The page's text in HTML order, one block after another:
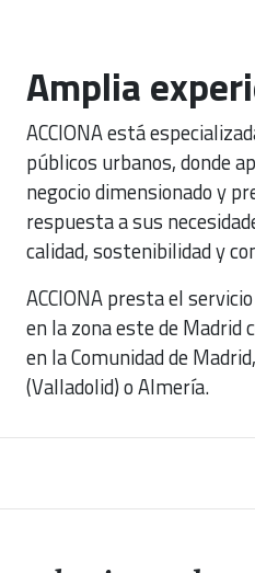
Amplia
ACCIONA está
públicos urbanos, donde
negocio dimensionado y
respuesta a sus
calidad, sostenibilidad y
ACCIONA presta el
en la zona este de Madrid
en la Comunidad de
(Valladolid) o Almería.